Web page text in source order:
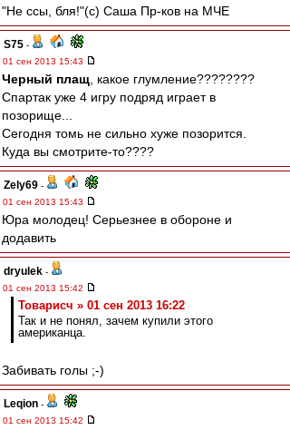
"Не ссы, бля!"(с) Саша Пр-ков на МЧЕ
S75 -
01 сен 2013 15:43
Черный плащ , какое глумление????????
Спартак уже 4 игру подряд играет в
позорище...
Сегодня томь не сильно хуже позорится.
Куда вы смотрите-то????
Zely69 -
01 сен 2013 15:43
Юра молодец! Серьезнее в обороне и
додавить
dryulek -
01 сен 2013 15:42
Товарисч » 01 сен 2013 16:22
Так и не понял, зачем купили этого
американца.
Забивать голы ;-)
Leqion -
01 сен 2013 15:42